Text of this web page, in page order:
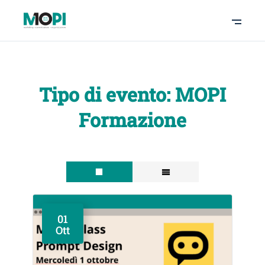
Tipo di evento: MOPI
Formazione
01
Ott